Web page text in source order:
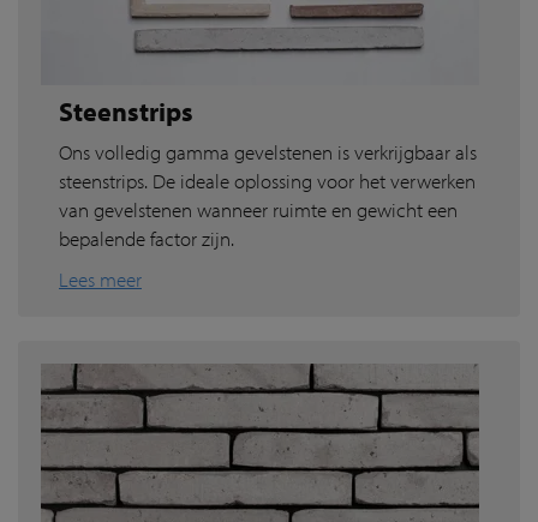
Steenstrips
Ons volledig gamma gevelstenen is verkrijgbaar als
steenstrips. De ideale oplossing voor het verwerken
van gevelstenen wanneer ruimte en gewicht een
bepalende factor zijn.
Lees meer